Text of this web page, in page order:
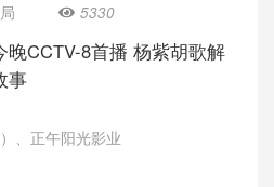
5330
晚CCTV-8首播 杨紫胡歌解
事
、正午阳光影业